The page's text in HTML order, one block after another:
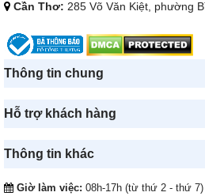
Cần Thơ: 285 Võ Văn Kiệt, phường
Thông tin chung
Hỗ trợ khách hàng
Thông tin khác
Giờ làm việc: 08h-17h (từ thứ 2 - thứ 7)